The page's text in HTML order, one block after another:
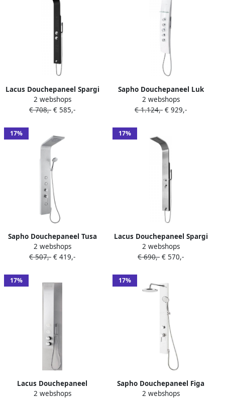
Lacus Douchepaneel Spargi
160x15x6 cm Mat Zwart
2 webshops
€ 708,- € 585,-
Sapho Douchepaneel Luk
130x25 cm Thermostatisch
Hoekgemonteerd Wit
2 webshops
€ 1.124,- € 929,-
17%
Sapho Douchepaneel Tusa
140 cm met Mengkraan
Aluminium
2 webshops
€ 507,- € 419,-
17%
Lacus Douchepaneel Spargi
160x15x6 cm Geborsteld
Staal
2 webshops
€ 690,- € 570,-
17%
Lacus Douchepaneel
Gorgona 118x13x7 cm
2 webshops
17%
Sapho Douchepaneel Figa
105x12.5 cm met
2 webshops